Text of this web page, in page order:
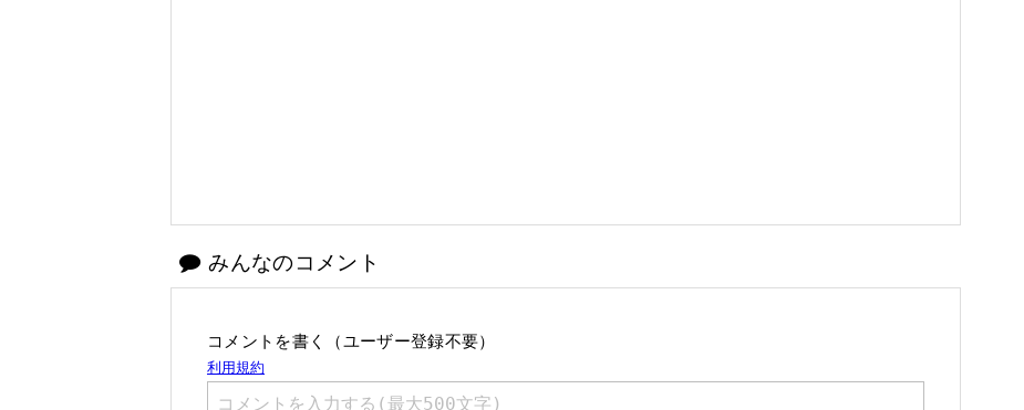
みんなのコメント
コメントを書く（ユーザー登録不要）